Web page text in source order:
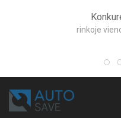
rinkoje